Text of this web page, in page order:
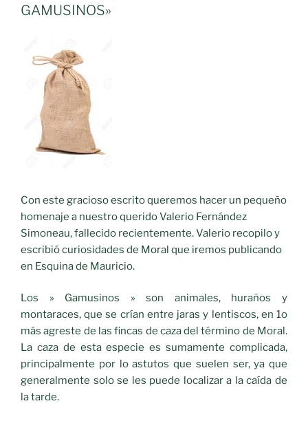
GAMUSINOS»
Con este gracioso escrito queremos hacer un pequeño
homenaje a nuestro querido Valerio Fernández
Simoneau, fallecido recientemente. Valerio recopilo y
escribió curiosidades de Moral que iremos publicando
en Esquina de Mauricio.
Los » Gamusinos » son animales, huraños y
montaraces, que se crían entre jaras y lentiscos, en 1o
más agreste de las fincas de caza del término de Moral.
La caza de esta especie es sumamente complicada,
principalmente por lo astutos que suelen ser, ya que
generalmente solo se les puede localizar a la caída de
la tarde.